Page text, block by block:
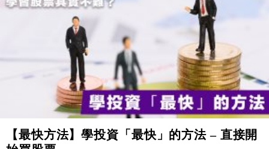
【最快方法】學投資「最快」的方法 – 直接開